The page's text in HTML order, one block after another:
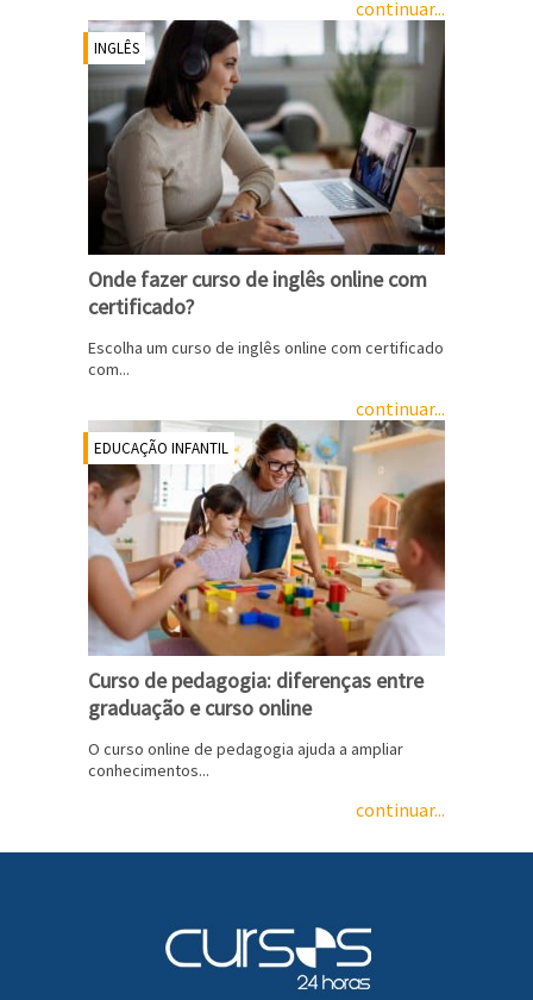
continuar...
INGLÊS
Onde fazer curso de inglês online com
certificado?
Escolha um curso de inglês online com certificado
com...
continuar...
EDUCAÇÃO INFANTIL
Curso de pedagogia: diferenças entre
graduação e curso online
O curso online de pedagogia ajuda a ampliar
conhecimentos...
continuar...